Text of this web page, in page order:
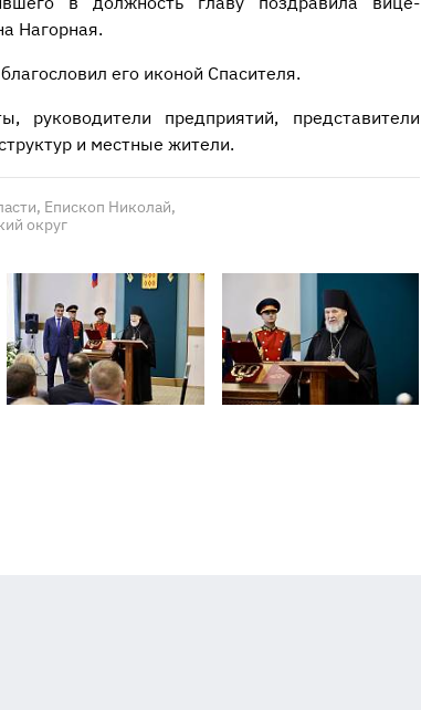
Нагорная.
его иконой Спасителя.
руководители предприятий, представители
и местные жители.
Епископ Николай,
округ